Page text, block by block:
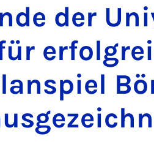
der